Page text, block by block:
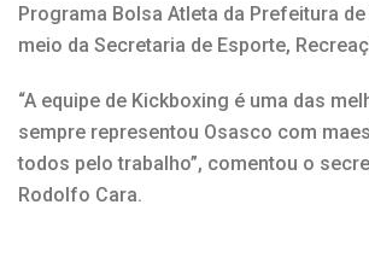
Programa Bolsa Atleta da Prefeitura
meio da Secretaria de Esporte,
“A equipe de Kickboxing é uma das
sempre representou Osasco com
todos pelo trabalho”, comentou o
Rodolfo Cara.